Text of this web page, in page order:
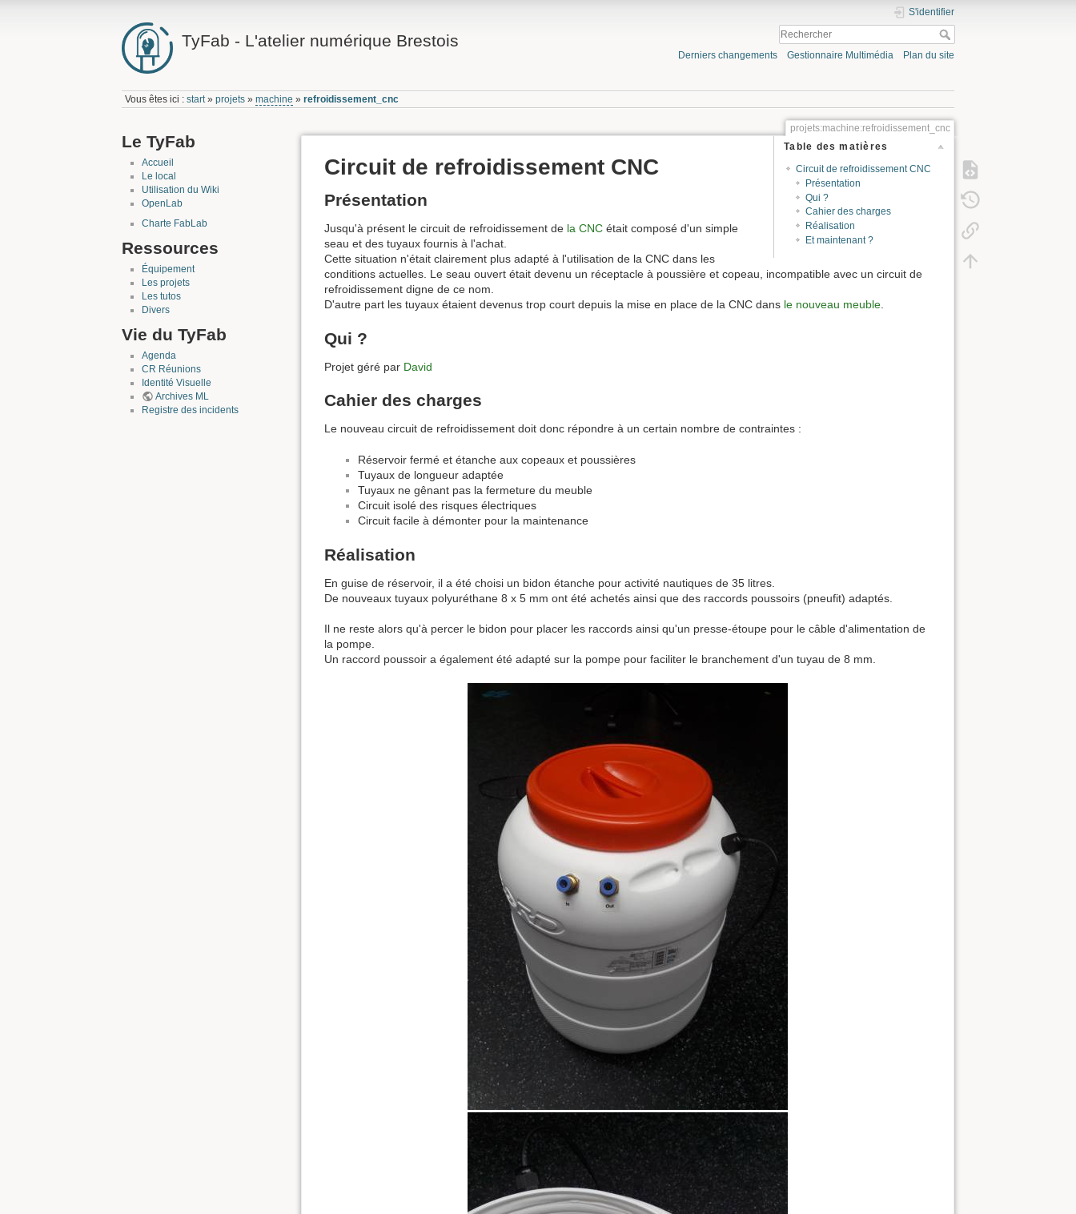
TyFab - L'atelier numérique Brestois
S'identifier
Derniers changements Gestionnaire Multimédia Plan du site
Vous êtes ici :start»projets »machine »refroidissement_cnc
Le TyFab
Accueil
Le local
Utilisation du Wiki
OpenLab
Charte FabLab
Ressources
Équipement
Les projets
Les tutos
Divers
Vie du TyFab
Agenda
CR Réunions
Identité Visuelle
Archives ML
Registre des incidents
projets:machine:refroidissement_cnc
Table des matières
Circuit de refroidissement CNC
Présentation
Qui ?
Cahier des charges
Réalisation
Et maintenant ?
Circuit de refroidissement CNC
Présentation
Jusqu'à présent le circuit de refroidissement de la CNC était composé d'un simple
seau et des tuyaux fournis à l'achat.
Cette situation n'était clairement plus adapté à l'utilisation de la CNC dans les
conditions actuelles. Le seau ouvert était devenu un réceptacle à poussière et copeau, incompatible avec un circuit de
refroidissement digne de ce nom.
D'autre part les tuyaux étaient devenus trop court depuis la mise en place de la CNC dans le nouveau meuble
Qui ?
Projet géré par David
Cahier des charges
Le nouveau circuit de refroidissement doit donc répondre à un certain nombre de contraintes :
Réservoir fermé et étanche aux copeaux et poussières
Tuyaux de longueur adaptée
Tuyaux ne gênant pas la fermeture du meuble
Circuit isolé des risques électriques
Circuit facile à démonter pour la maintenance
Réalisation
En guise de réservoir, il a été choisi un bidon étanche pour activité nautiques de 35 litres.
De nouveaux tuyaux polyuréthane 8 x 5 mm ont été achetés ainsi que des raccords poussoirs (pneufit) adaptés.
Il ne reste alors qu'à percer le bidon pour placer les raccords ainsi qu'un presse-étoupe pour le câble d'alimentation de
la pompe.
Un raccord poussoir a également été adapté sur la pompe pour faciliter le branchement d'un tuyau de 8 mm.